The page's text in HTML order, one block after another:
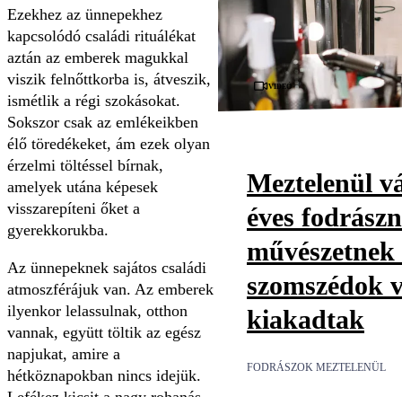
Ezekhez az ünnepekhez
kapcsolódó családi rituálékat
aztán az emberek magukkal
viszik felnőttkorba is, átveszik,
ismétlik a régi szokásokat.
Sokszor csak az emlékeikben
élő töredékeket, ám ezek olyan
érzelmi töltéssel bírnak,
amelyek utána képesek
visszarepíteni őket a
gyerekkorukba.
Az ünnepeknek sajátos családi
atmoszférájuk van. Az emberek
ilyenkor lelassulnak, otthon
vannak, együtt töltik az egész
napjukat, amire a
hétköznapokban nincs idejük.
Videó
Meztelenül
éves
szomszédok
kiakadtak
FODRÁSZOK MEZTELENÜL